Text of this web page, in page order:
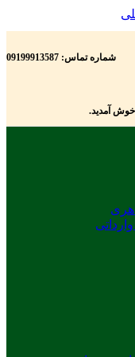
شماره تماس: 09199913587
خوش آمدید.